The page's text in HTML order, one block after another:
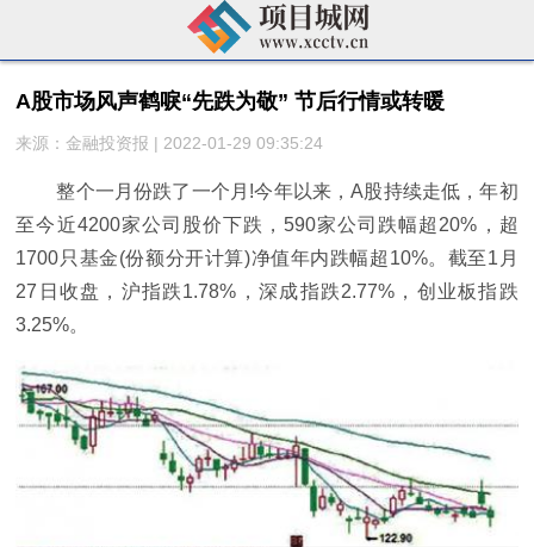
A股市场风声鹤唳“先跌为敬” 节后行情或转暖
来源：金融投资报 | 2022-01-29 09:35:24
整个一月份跌了一个月!今年以来，A股持续走低，年初
至今近4200家公司股价下跌，590家公司跌幅超20%，超
1700只基金(份额分开计算)净值年内跌幅超10%。截至1月
27日收盘，沪指跌1.78%，深成指跌2.77%，创业板指跌
3.25%。